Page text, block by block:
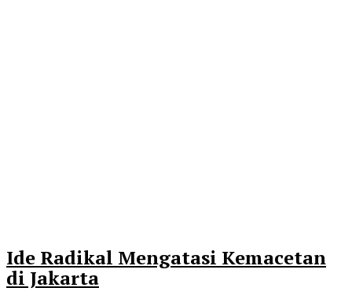
Ide Radikal Mengatasi Kemacetan
di Jakarta